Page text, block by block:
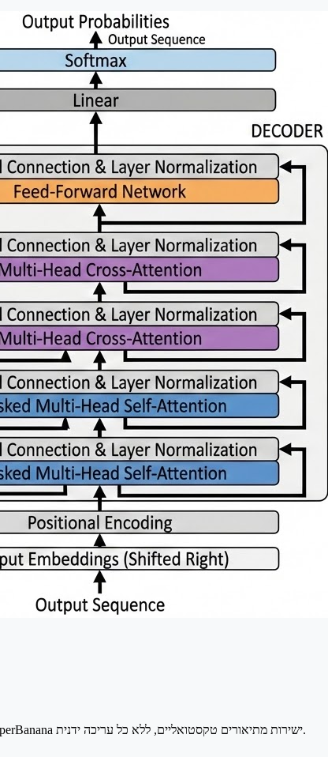
גלו מה PaperBanana יכול ליצור — מדיאגרמות ארכיטקטורה ועד תרשימים סטטיסטיים ומעבר לכך. כל דוגמה למטה נוצרה על ידי צינור רב-הסוכנים של PaperBanana ישירות מתיאורים טקסטואליים, ללא כל עריכה ידנית.